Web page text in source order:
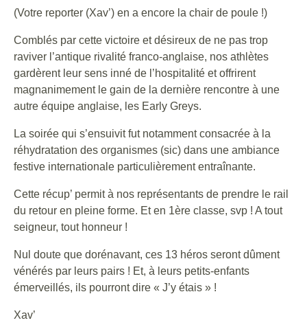
(Votre reporter (Xav’) en a encore la chair de poule !)
Comblés par cette victoire et désireux de ne pas trop
raviver l’antique rivalité franco-anglaise, nos athlètes
gardèrent leur sens inné de l’hospitalité et offrirent
magnanimement le gain de la dernière rencontre à une
autre équipe anglaise, les Early Greys.
La soirée qui s’ensuivit fut notamment consacrée à la
réhydratation des organismes (sic) dans une ambiance
festive internationale particulièrement entraînante.
Cette récup’ permit à nos représentants de prendre le rail
du retour en pleine forme. Et en 1ère classe, svp ! A tout
seigneur, tout honneur !
Nul doute que dorénavant, ces 13 héros seront dûment
vénérés par leurs pairs ! Et, à leurs petits-enfants
émerveillés, ils pourront dire « J’y étais » !
Xav’